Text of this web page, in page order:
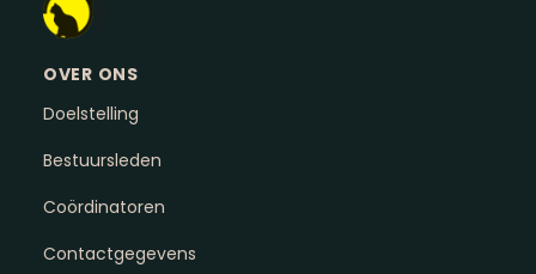
OVER ONS
Doelstelling
Bestuursleden
Coördinatoren
Contactgegevens